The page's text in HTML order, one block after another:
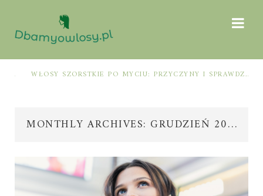
WŁOSY SZORSTKIE PO MYCIU: PRZYCZYNY I SPRAWDZONE SPOSOBY NA ODZYSKANIE MIĘKKOŚCI I BLASKU
MONTHLY ARCHIVES: GRUDZIEŃ 2020